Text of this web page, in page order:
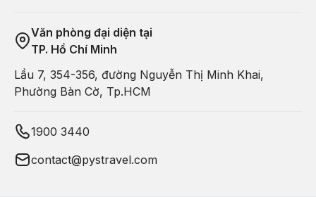
Văn phòng đại diện tại
TP. Hồ Chí Minh
Lầu 7, 354-356, đường Nguyễn Thị Minh Khai,
Phường Bàn Cờ, Tp.HCM
1900 3440
contact@pystravel.com